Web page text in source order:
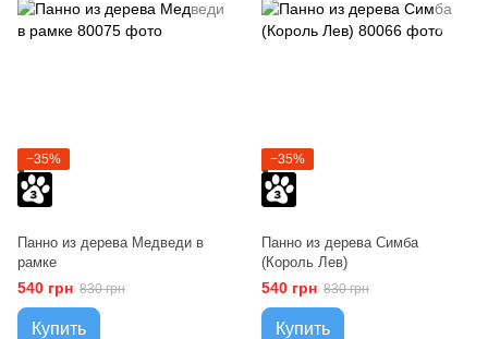
−35%
Панно из дерева Медведи в
рамке
540 грн 830 грн
Купить
−35%
Панно из дерева Симба
(Король Лев)
540 грн 830 грн
Купить